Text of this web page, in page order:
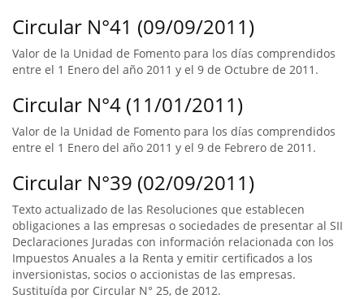
Circular N°41 (09/09/2011)
Valor de la Unidad de Fomento para los días comprendidos
entre el 1 Enero del año 2011 y el 9 de Octubre de 2011.
Circular N°4 (11/01/2011)
Valor de la Unidad de Fomento para los días comprendidos
entre el 1 Enero del año 2011 y el 9 de Febrero de 2011.
Circular N°39 (02/09/2011)
Texto actualizado de las Resoluciones que establecen
obligaciones a las empresas o sociedades de presentar al SII
Declaraciones Juradas con información relacionada con los
Impuestos Anuales a la Renta y emitir certificados a los
inversionistas, socios o accionistas de las empresas.
Sustituída por Circular N° 25, de 2012.